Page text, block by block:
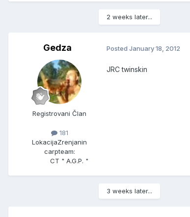
2 weeks later...
Gedza
Registrovani Član
181
LokacijaZrenjanin
carpteam:
CT " A.G.P. "
Posted January 18, 2012
JRC twinskin
3 weeks later...